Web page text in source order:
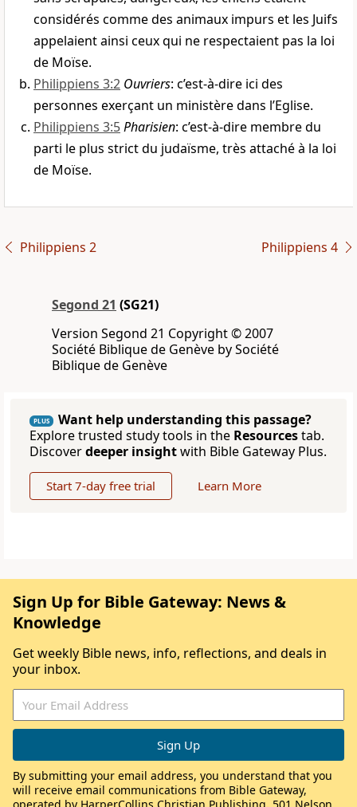
considérés comme des animaux impurs et les Juifs
appelaient ainsi ceux qui ne respectaient pas la loi
de Moïse.
Philippiens 3:2 Ouvriers: c’est-à-dire ici des
personnes exerçant un ministère dans l’Eglise.
Philippiens 3:5Pharisien: c’est-à-dire membre du
parti le plus strict du judaïsme, très attaché à la loi
de Moïse.
Philippiens 2 Philippiens 4
Segond 21 (SG21)
Version Segond 21 Copyright © 2007
Société Biblique de Genève by Société
Biblique de Genève
PLUS
Want help understanding this passage?
Explore trusted study tools in the Resourcestab.
Discoverdeeper insightwith Bible Gateway Plus.
Start 7-day free trial Learn More
Sign Up for Bible Gateway: News &
Knowledge
Get weekly Bible news, info, reflections, and deals in
your inbox.
By submitting your email address, you understand that you
will receive email communications from Bible Gateway,